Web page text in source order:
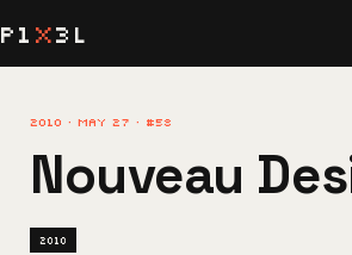
P1 X3L
2010 · MAY 27 · #58
Nouveau
2010